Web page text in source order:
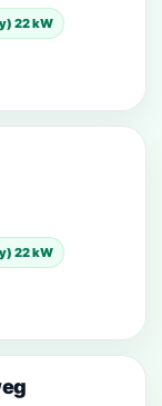
22 kW
22 kW